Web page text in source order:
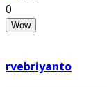
0
Wow
rvebriyanto